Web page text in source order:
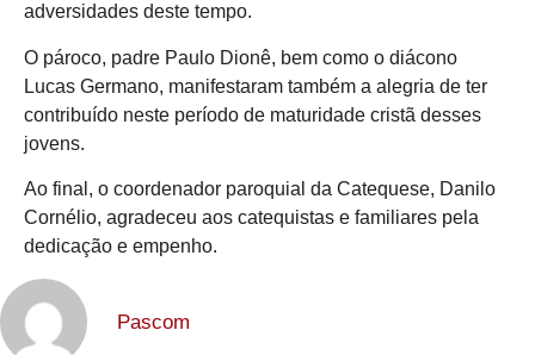
adversidades deste tempo.
O pároco, padre Paulo Dionê, bem como o diácono
Lucas Germano, manifestaram também a alegria de ter
contribuído neste período de maturidade cristã desses
jovens.
Ao final, o coordenador paroquial da Catequese, Danilo
Cornélio, agradeceu aos catequistas e familiares pela
dedicação e empenho.
Pascom